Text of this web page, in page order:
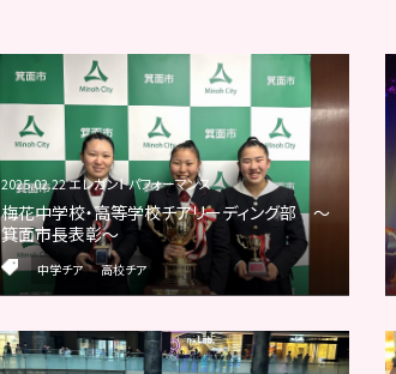
2025.02.22 エレガントパフォーマンス
梅花中学校・高等学校チアリーディング部 ～
箕面市長表彰～
中学チア 高校チア